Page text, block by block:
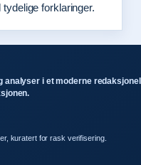
forklaringer.
analyser i et moderne
kuratert for rask verifisering.